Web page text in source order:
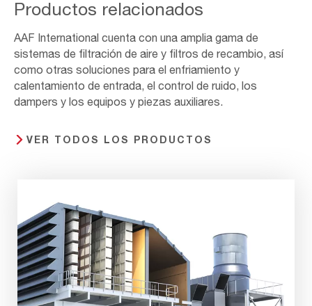
Productos relacionados
AAF International cuenta con una amplia gama de
sistemas de filtración de aire y filtros de recambio, así
como otras soluciones para el enfriamiento y
calentamiento de entrada, el control de ruido, los
dampers y los equipos y piezas auxiliares.
VER TODOS LOS PRODUCTOS